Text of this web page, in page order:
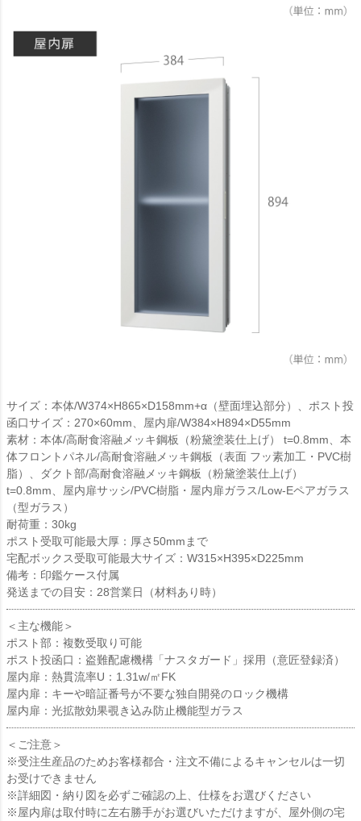
サイズ：本体/W374×H865×D158mm+α（壁面埋込部分）、ポスト投
函口サイズ：270×60mm、屋内扉/W384×H894×D55mm
素材：本体/高耐食溶融メッキ鋼板（粉黛塗装仕上げ） t=0.8mm、本
体フロントパネル/高耐食溶融メッキ鋼板（表面 フッ素加工・PVC樹
脂）、ダクト部/高耐食溶融メッキ鋼板（粉黛塗装仕上げ）
t=0.8mm、屋内扉サッシ/PVC樹脂・屋内扉ガラス/Low-Eペアガラス
（型ガラス）
耐荷重：30kg
ポスト受取可能最大厚：厚さ50mmまで
宅配ボックス受取可能最大サイズ：W315×H395×D225mm
備考：印鑑ケース付属
発送までの目安：28営業日（材料あり時）
＜主な機能＞
ポスト部：複数受取り可能
ポスト投函口：盗難配慮機構「ナスタガード」採用（意匠登録済）
屋内扉：熱貫流率U：1.31w/㎡FK
屋内扉：キーや暗証番号が不要な独自開発のロック機構
屋内扉：光拡散効果覗き込み防止機能型ガラス
＜ご注意＞
※受注生産品のためお客様都合・注文不備によるキャンセルは一切
お受けできません
※詳細図・納り図を必ずご確認の上、仕様をお選びください
※屋内扉は取付時に左右勝手がお選びいただけますが、屋外側の宅